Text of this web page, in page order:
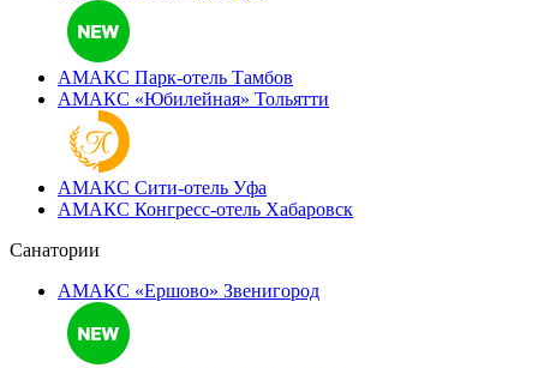
АМАКС Парк-отель Тамбов
АМАКС «‎Юбилейная» Тольятти
АМАКС Сити-отель Уфа
АМАКС Конгресс-отель Хабаровск
Санатории
АМАКС «Ершово» Звенигород